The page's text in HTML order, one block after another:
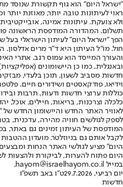
"ישראל היום" הוא גוף תקשורת שנוסד
ראוי לעיתונות טובה יותר, מאוזנת יותר
ולא צועקת. עיתונות אמינה,
הפך "ישראל היום" לעיתון הישראלי בעל
חול. מו"ל העיתון היא ד"ר מרים אדלסון.
והעורך המייסד הוא עמוס רגב. אתרי
חדשות מסביב לשעון, תוכן בלעדי,
וידיאו, פודקאסטים ושידורים חיים.
כוללות ערוצי חדשות ודעות, תרבות
לאוויר האתר החדש והיישומון החדש
לספק לגולשים חוויה מהירה, עדכנית,
המודפסת של העיתון זמינים גם באתר,
לקבל אותם גם בניוזלטר. מועדון
היום" מציע לגולשי האתר הנחות
היום פתוח להערות, לביקורת ולהצעות
במייל hayom@israelhayom.co.il.
יום רביעי, 29.7.2026
ט"ו באב תשפ"ו
חדשות